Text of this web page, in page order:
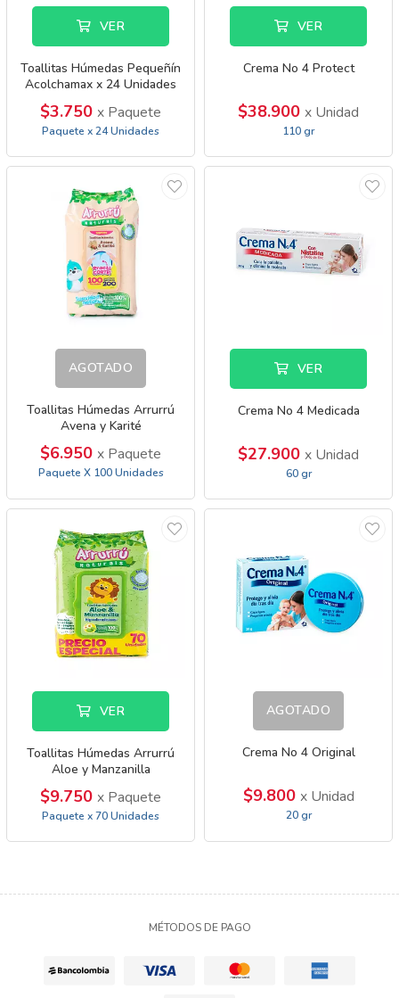
VER
Toallitas Húmedas Pequeñín
Acolchamax x 24 Unidades
$3.750 x Paquete
Paquete x 24 Unidades
VER
Crema No 4 Protect
$38.900 x Unidad
110 gr
AGOTADO
Toallitas Húmedas Arrurrú
Avena y Karité
$6.950 x Paquete
Paquete X 100 Unidades
VER
Crema No 4 Medicada
$27.900 x Unidad
60 gr
VER
Toallitas Húmedas Arrurrú
Aloe y Manzanilla
$9.750 x Paquete
Paquete x 70 Unidades
AGOTADO
Crema No 4 Original
$9.800 x Unidad
20 gr
MÉTODOS DE PAGO